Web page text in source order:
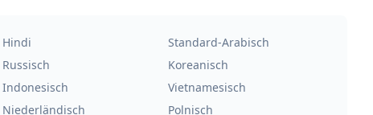
Hindi
Standard-Arabisch
Russisch
Koreanisch
Indonesisch
Vietnamesisch
Niederländisch Polnisch